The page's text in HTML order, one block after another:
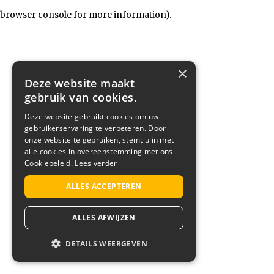
browser console for more information).
×
Deze website maakt
gebruik van cookies.
Deze website gebruikt cookies om uw
gebruikerservaring te verbeteren. Door
onze website te gebruiken, stemt u in met
alle cookies in overeenstemming met ons
Cookiebeleid. Lees verder
ALLES ACCEPTEREN
ALLES AFWIJZEN
DETAILS WEERGEVEN
STRIKT NOODZAKELIJK